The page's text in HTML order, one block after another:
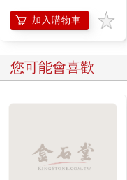
「行動派」的37個科
學方法
加入購物車
您可能會喜歡